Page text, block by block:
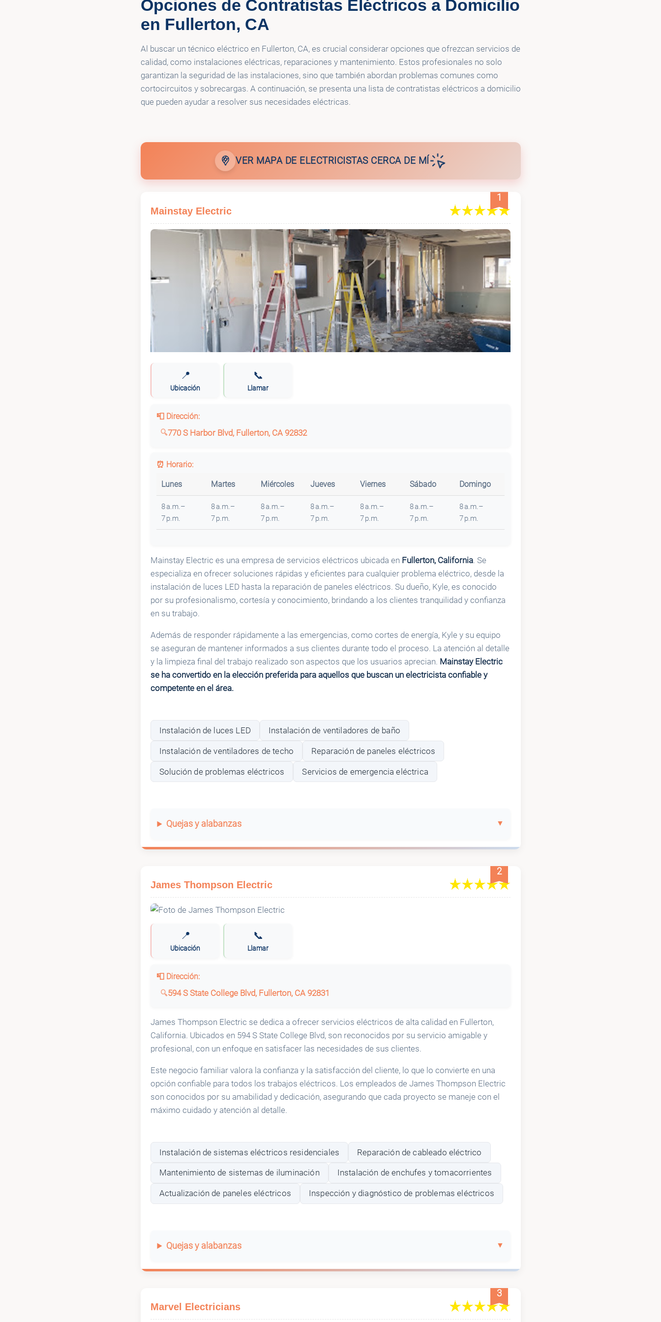
💡 Bolt Electric
Opciones de Contratistas Eléctricos a Domicilio
en Fullerton, CA
Al buscar un técnico eléctrico en Fullerton, CA, es crucial considerar opciones que ofrezcan servicios de
calidad, como instalaciones eléctricas, reparaciones y mantenimiento. Estos profesionales no solo
garantizan la seguridad de las instalaciones, sino que también abordan problemas comunes como
cortocircuitos y sobrecargas. A continuación, se presenta una lista de contratistas eléctricos a domicilio
que pueden ayudar a resolver sus necesidades eléctricas.
VER MAPA DE ELECTRICISTAS CERCA DE MÍ
1
Mainstay Electric
📍
Ubicación
📞
Llamar
📮 Dirección:
770 S Harbor Blvd, Fullerton, CA 92832
⏰ Horario:
Lunes Martes Miércoles Jueves Viernes Sábado Domingo
8 a.m.–
7 p.m.
8 a.m.–
7 p.m.
8 a.m.–
7 p.m.
8 a.m.–
7 p.m.
8 a.m.–
7 p.m.
8 a.m.–
7 p.m.
8 a.m.–
7 p.m.
Mainstay Electric es una empresa de servicios eléctricos ubicada en Fullerton, California. Se
especializa en ofrecer soluciones rápidas y eficientes para cualquier problema eléctrico, desde la
instalación de luces LED hasta la reparación de paneles eléctricos. Su dueño, Kyle, es conocido
por su profesionalismo, cortesía y conocimiento, brindando a los clientes tranquilidad y confianza
en su trabajo.
Además de responder rápidamente a las emergencias, como cortes de energía, Kyle y su equipo
se aseguran de mantener informados a sus clientes durante todo el proceso. La atención al detalle
y la limpieza final del trabajo realizado son aspectos que los usuarios aprecian. Mainstay Electric
se ha convertido en la elección preferida para aquellos que buscan un electricista confiable y
competente en el área.
Instalación de luces LED Instalación de ventiladores de baño
Instalación de ventiladores de techo Reparación de paneles eléctricos
Solución de problemas eléctricos Servicios de emergencia eléctrica
Quejas y alabanzas
2
James Thompson Electric
📍
Ubicación
📞
Llamar
📮 Dirección:
594 S State College Blvd, Fullerton, CA 92831
James Thompson Electric se dedica a ofrecer servicios eléctricos de alta calidad en Fullerton,
California. Ubicados en 594 S State College Blvd, son reconocidos por su servicio amigable y
profesional, con un enfoque en satisfacer las necesidades de sus clientes.
Este negocio familiar valora la confianza y la satisfacción del cliente, lo que lo convierte en una
opción confiable para todos los trabajos eléctricos. Los empleados de James Thompson Electric
son conocidos por su amabilidad y dedicación, asegurando que cada proyecto se maneje con el
máximo cuidado y atención al detalle.
Instalación de sistemas eléctricos residenciales Reparación de cableado eléctrico
Mantenimiento de sistemas de iluminación Instalación de enchufes y tomacorrientes
Actualización de paneles eléctricos Inspección y diagnóstico de problemas eléctricos
Quejas y alabanzas
3
‎‎M‎‎‎‎a‎‎r‎‎‎‎v‎‎e‎‎‎‎l E‎‎l‎‎e‎‎‎‎c‎‎t‎‎r‎‎i‎‎c‎‎i‎‎a‎‎‎‎ns